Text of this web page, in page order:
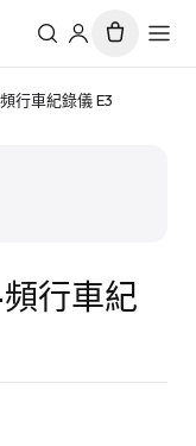
行車紀錄儀 E3
行車紀